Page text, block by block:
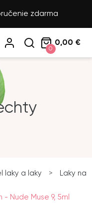
zdarma
0
0,00 €
laky a laky >
Laky na
Nude Muse 9, 5ml